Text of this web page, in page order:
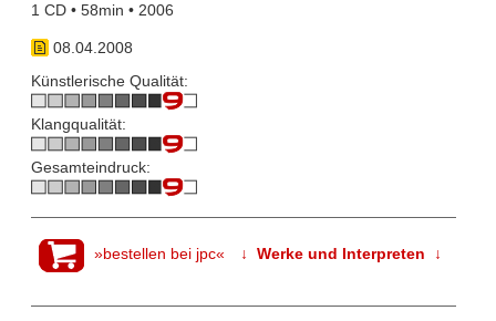
1 CD • 58min • 2006
08.04.2008
Künstlerische Qualität:
Klangqualität:
Gesamteindruck:
»bestellen bei jpc« ↓ Werke und Interpreten ↓